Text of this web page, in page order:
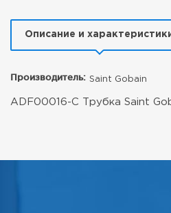
Описание и
Производитель: Saint Gobain
ADF00016-C Трубка Saint